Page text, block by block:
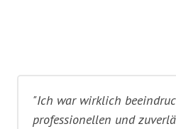
"Ich war wirklich
professionellen und